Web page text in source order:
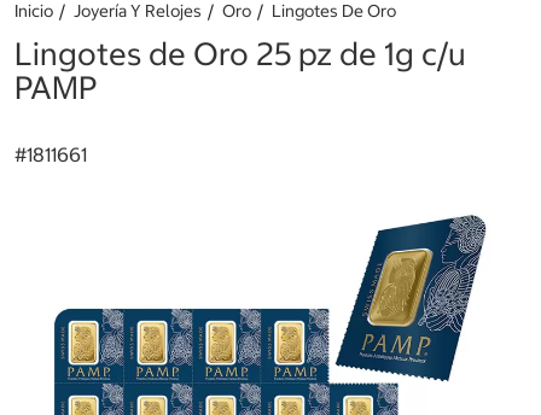
Inicio Joyería Y Relojes Oro Lingotes De Oro
Lingotes de Oro 25 pz de 1g c/u
PAMP
#1811661